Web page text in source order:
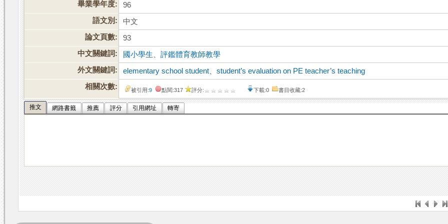
畢業學年度:
96
語文別:
中文
論文頁數:
93
中文關鍵詞:
國小學生 、評鑑體育教師教學
外文關鍵詞:
elementary school student 、student’s evaluation on PE teacher’s teaching
相關次數:
被引用:9 點閱:317 評分: 下載:0 書目收藏:2
推文 網路書籤 推薦 評分 引用網址 轉寄